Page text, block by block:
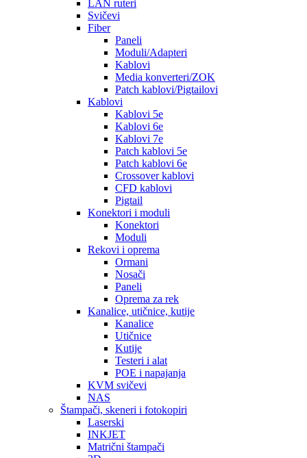
LAN ruteri
Svičevi
Fiber
Paneli
Moduli/Adapteri
Kablovi
Media konverteri/ZOK
Patch kablovi/Pigtailovi
Kablovi
Kablovi 5e
Kablovi 6e
Kablovi 7e
Patch kablovi 5e
Patch kablovi 6e
Crossover kablovi
CFD kablovi
Pigtail
Konektori i moduli
Konektori
Moduli
Rekovi i oprema
Ormani
Nosači
Paneli
Oprema za rek
Kanalice, utičnice, kutije
Kanalice
Utičnice
Kutije
Testeri i alat
POE i napajanja
KVM svičevi
NAS
Štampači, skeneri i fotokopiri
Laserski
INKJET
Matrični štampači